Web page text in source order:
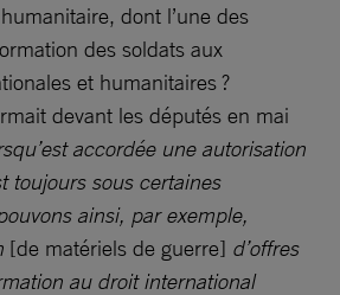
dont l’une des
des soldats aux
et humanitaires ?
devant les députés en mai
accordée une autorisation
toujours sous certaines
ainsi, par exemple,
[de matériels de guerre] d’offres
au droit international